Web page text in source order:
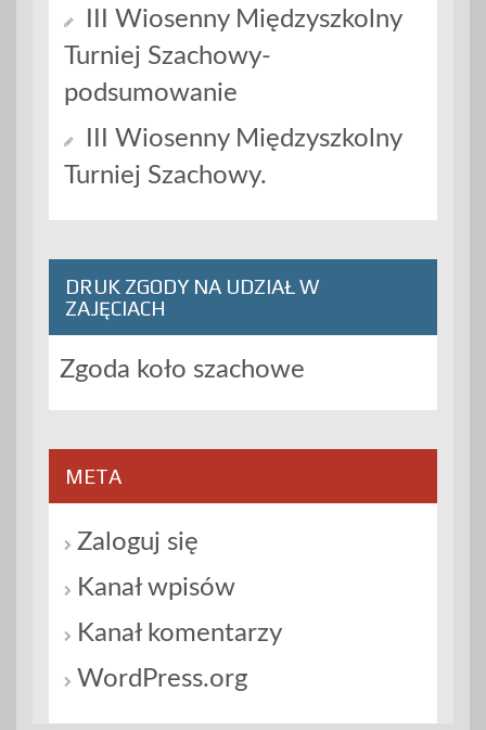
III Wiosenny Międzyszkolny
Turniej Szachowy-
podsumowanie
III Wiosenny Międzyszkolny
Turniej Szachowy.
DRUK ZGODY NA UDZIAŁ W
ZAJĘCIACH
Zgoda koło szachowe
META
Zaloguj się
Kanał wpisów
Kanał komentarzy
WordPress.org